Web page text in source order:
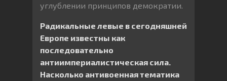
углублении принципов демократии.
Радикальные левые в сегодняшней
Европе известны как
последовательно
антиимпериалистическая сила.
Насколько антивоенная тематика